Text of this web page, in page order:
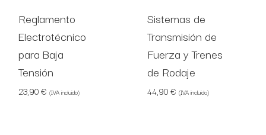
Reglamento
Electrotécnico
para Baja
Tensión
23,90€ (IVA incluido)
Sistemas de
Transmisión de
Fuerza y Trenes
de Rodaje
44,90€ (IVA incluido)